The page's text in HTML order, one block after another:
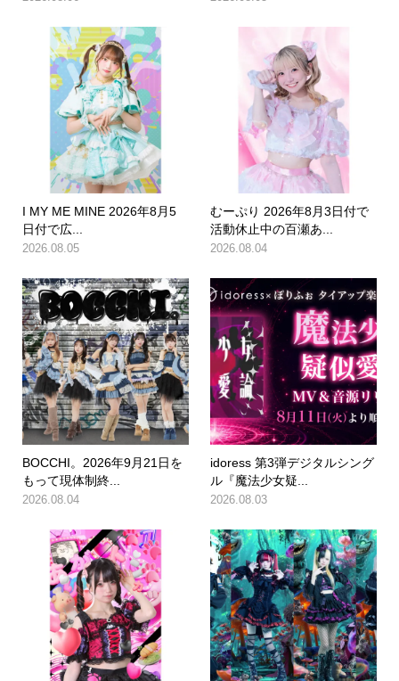
I MY ME MINE 2026年8月5
日付で広...
2026.08.05
むーぷり 2026年8月3日付で
活動休止中の百瀬あ...
2026.08.04
BOCCHI。2026年9月21日を
もって現体制終...
2026.08.04
idoress 第3弾デジタルシング
ル『魔法少女疑...
2026.08.03